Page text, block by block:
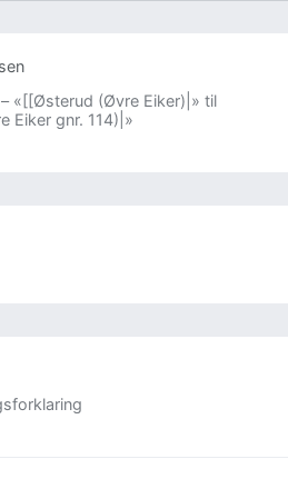
«[[Østerud (Øvre Eiker)|» til
Eiker gnr. 114)|»